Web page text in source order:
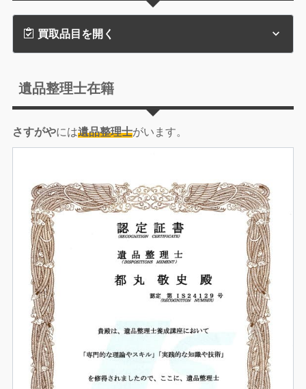
買取品目を開く
遺品整理士在籍
さすがやには遺品整理士がいます。